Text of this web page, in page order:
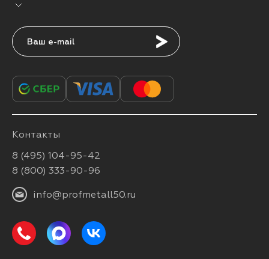
Подписаться
Контакты
8 (495) 104-95-42
8 (800) 333-90-96
info@profmetall50.ru